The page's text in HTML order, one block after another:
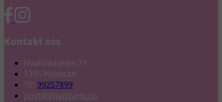
Kontakt oss
Hvalstadveien 71
1395 Hvalstad
Tlf: 99257899
post@villadifami.no